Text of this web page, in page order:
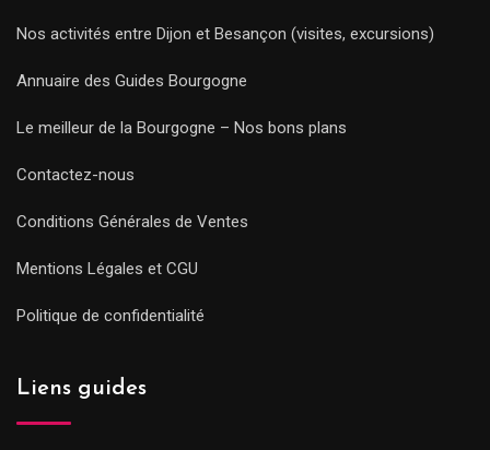
Nos activités entre Dijon et Besançon (visites, excursions)
Annuaire des Guides Bourgogne
Le meilleur de la Bourgogne – Nos bons plans
Contactez-nous
Conditions Générales de Ventes
Mentions Légales et CGU
Politique de confidentialité
Liens guides